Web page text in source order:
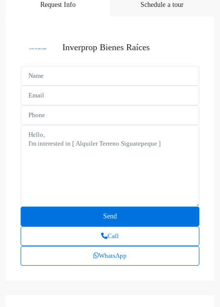
Request Info Schedule a tour
Inverprop Bienes Raíces
Call
WhatsApp